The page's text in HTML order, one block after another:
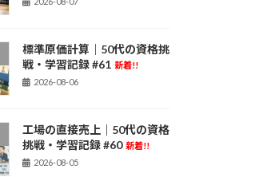
標準原価計算｜50代の資格挑
戦・学習記録 #61 新着!!
2026-08-06
工場の直接売上｜50代の資格
挑戦・学習記録 #60 新着!!
2026-08-05